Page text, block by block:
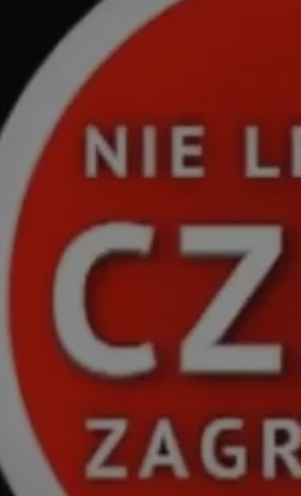
rudaslaska.com.pl
rudaslaska.com.pl
.tiktok.com
Cloudflare Inc.
30 minut
Cloudflare Inc.
.twitter.com
29 minut 59
sekund
YouTube
.youtube.com
5 miesięcy 4
tygodnie
4 tygodnie 2 dni
Polityce prywatności Google